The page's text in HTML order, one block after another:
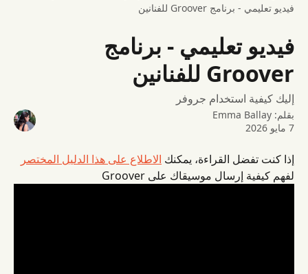
فيديو تعليمي - برنامج Groover للفنانين
فيديو تعليمي - برنامج
Groover للفنانين
إليك كيفية استخدام جروفر
بقلم: Emma Ballay
7 مايو 2026
إذا كنت تفضل القراءة، يمكنك الاطلاع على هذا الدليل المختصر
لفهم كيفية إرسال موسيقاك على Groover